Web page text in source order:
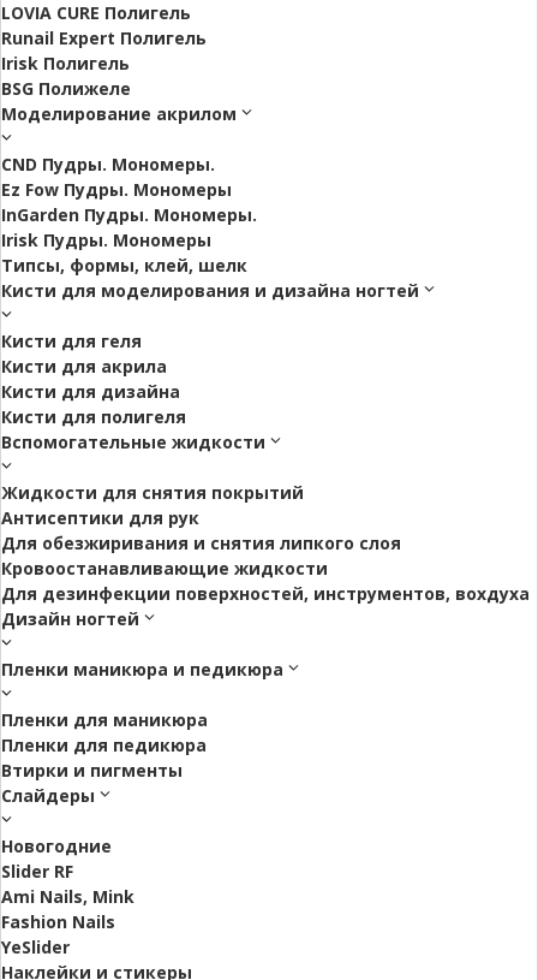
LOVIA CURE Полигель
Runail Expert Полигель
Irisk Полигель
BSG Полижеле
Моделирование акрилом
CND Пудры. Мономеры.
Ez Fow Пудры. Мономеры
InGarden Пудры. Мономеры.
Irisk Пудры. Мономеры
Типсы, формы, клей, шелк
Кисти для моделирования и дизайна ногтей
Кисти для геля
Кисти для акрила
Кисти для дизайна
Кисти для полигеля
Вспомогательные жидкости
Жидкости для снятия покрытий
Антисептики для рук
Для обезжиривания и снятия липкого слоя
Кровоостанавливающие жидкости
Для дезинфекции поверхностей, инструментов, вохдуха
Дизайн ногтей
Пленки маникюра и педикюра
Пленки для маникюра
Пленки для педикюра
Втирки и пигменты
Слайдеры
Новогодние
Slider RF
Ami Nails, Mink
Fashion Nails
YeSlider
Наклейки и стикеры